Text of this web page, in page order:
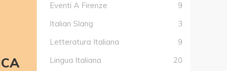
Eventi A Firenze
9
Italian Slang
3
Letteratura Italiana
9
Lingua Italiana
20